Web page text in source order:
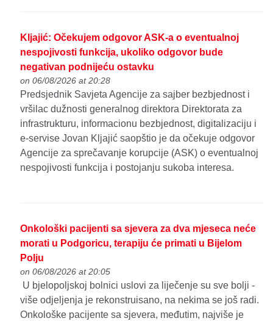
Kljajić: Očekujem odgovor ASK-a o eventualnoj
nespojivosti funkcija, ukoliko odgovor bude
negativan podnijeću ostavku
on 06/08/2026 at 20:28
Predsjednik Savjeta Agencije za sajber bezbjednost i
vršilac dužnosti generalnog direktora Direktorata za
infrastrukturu, informacionu bezbjednost, digitalizaciju i
e-servise Jovan Kljajić saopštio je da očekuje odgovor
Agencije za sprečavanje korupcije (ASK) o eventualnoj
nespojivosti funkcija i postojanju sukoba interesa.
Onkološki pacijenti sa sjevera za dva mjeseca neće
morati u Podgoricu, terapiju će primati u Bijelom
Polju
on 06/08/2026 at 20:05
U bjelopoljskoj bolnici uslovi za liječenje su sve bolji -
više odjeljenja je rekonstruisano, na nekima se još radi.
Onkološke pacijente sa sjevera, međutim, najviše je